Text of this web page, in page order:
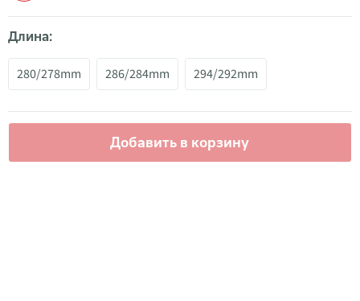
Длина:
280/278mm 286/284mm 294/292mm
Добавить в корзину